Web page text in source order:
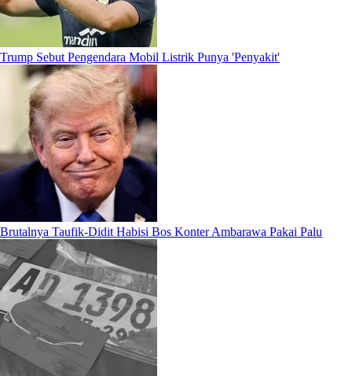
Trump Sebut Pengendara Mobil Listrik Punya 'Penyakit'
Brutalnya Taufik-Didit Habisi Bos Konter Ambarawa Pakai Palu